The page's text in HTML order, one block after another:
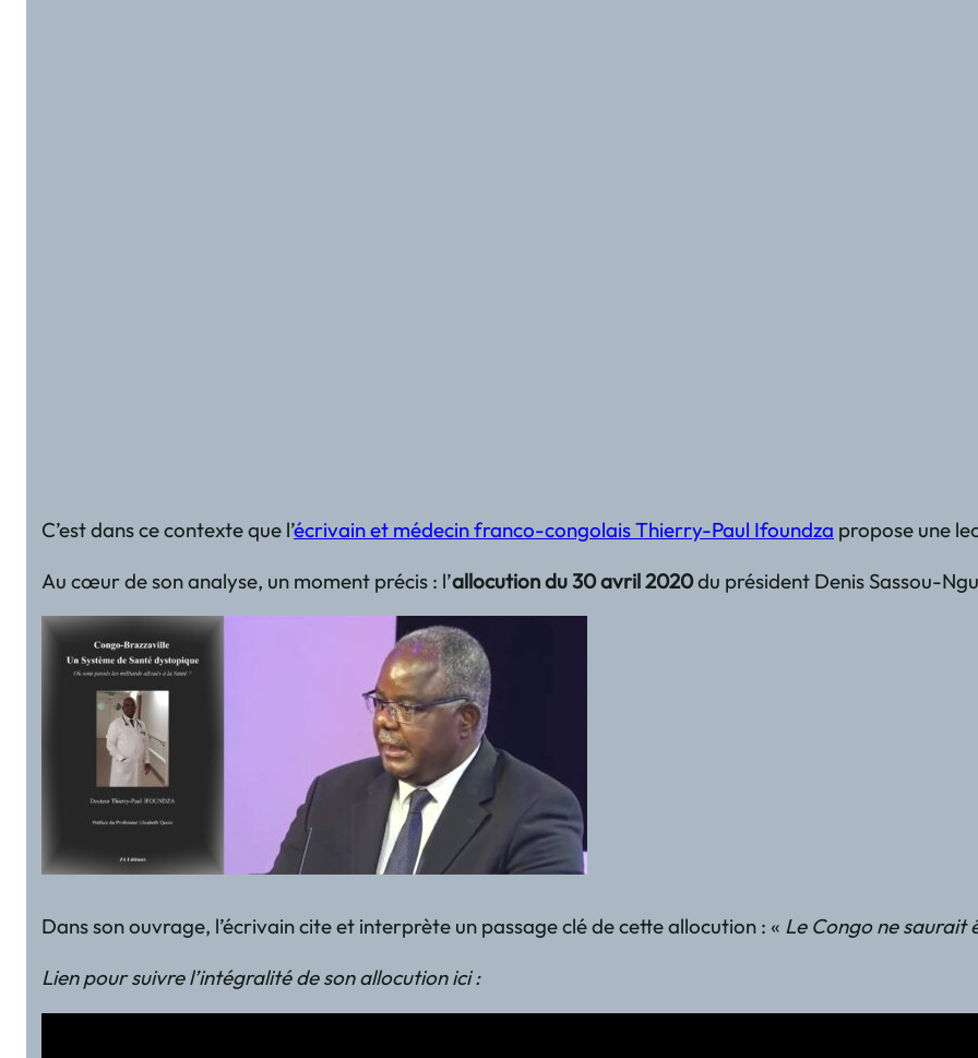
C’est dans ce contexte que l’écrivain et médecin franco-congolais Thierry-Paul Ifoundza propose une
Au cœur de son analyse, un moment précis : l’allocution du 30 avril 2020du président Denis Sassou-
Dans son ouvrage, l’écrivain cite et interprète un passage clé de cette allocution : « Le Congo ne saurait
Lien pour suivre l’intégralité de son allocution ici :